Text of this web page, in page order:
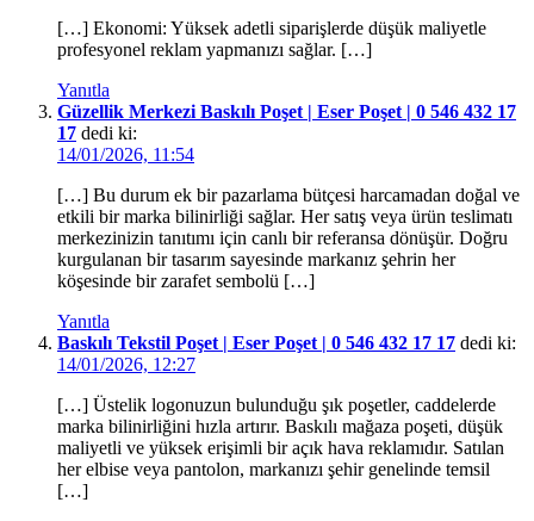
[…] Ekonomi: Yüksek adetli siparişlerde düşük maliyetle
profesyonel reklam yapmanızı sağlar. […]
Yanıtla
Güzellik Merkezi Baskılı Poşet | Eser Poşet | 0 546 432 17
17 dedi ki:
14/01/2026, 11:54
[…] Bu durum ek bir pazarlama bütçesi harcamadan doğal ve
etkili bir marka bilinirliği sağlar. Her satış veya ürün teslimatı
merkezinizin tanıtımı için canlı bir referansa dönüşür. Doğru
kurgulanan bir tasarım sayesinde markanız şehrin her
köşesinde bir zarafet sembolü […]
Yanıtla
Baskılı Tekstil Poşet | Eser Poşet | 0 546 432 17 17 dedi ki:
14/01/2026, 12:27
[…] Üstelik logonuzun bulunduğu şık poşetler, caddelerde
marka bilinirliğini hızla artırır. Baskılı mağaza poşeti, düşük
maliyetli ve yüksek erişimli bir açık hava reklamıdır. Satılan
her elbise veya pantolon, markanızı şehir genelinde temsil
[…]